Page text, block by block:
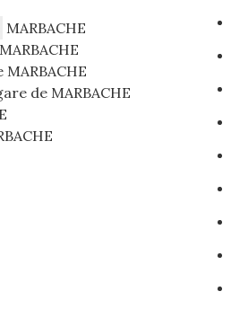
MARBACHE
de MARBACHE